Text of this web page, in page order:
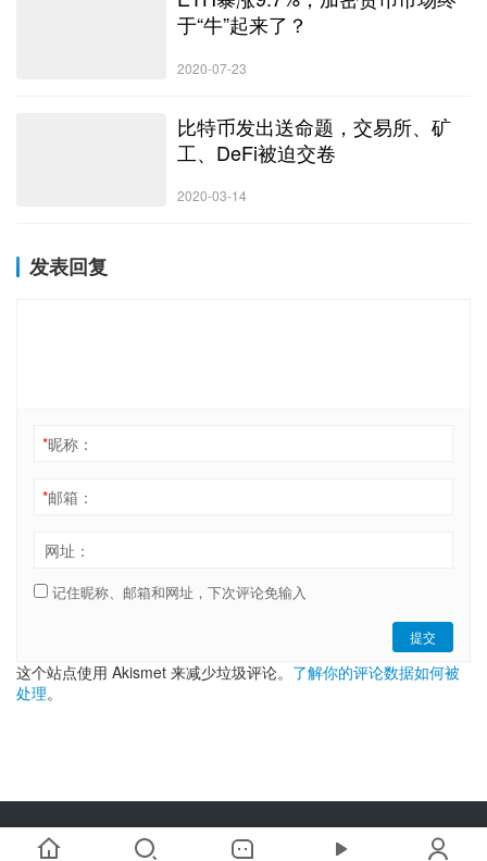
于“牛”起来了？
2020-07-23
比特币发出送命题，交易所、矿
工、DeFi被迫交卷
2020-03-14
发表回复
*昵称：
*邮箱：
网址：
记住昵称、邮箱和网址，下次评论免输入
提交
这个站点使用 Akismet 来减少垃圾评论。 了解你的评论数据如何被
处理。
Copyright © 2019-2025 链嗅网 chainxiu.com 版权所有 | 商务合作:
hi@chainxiu.com